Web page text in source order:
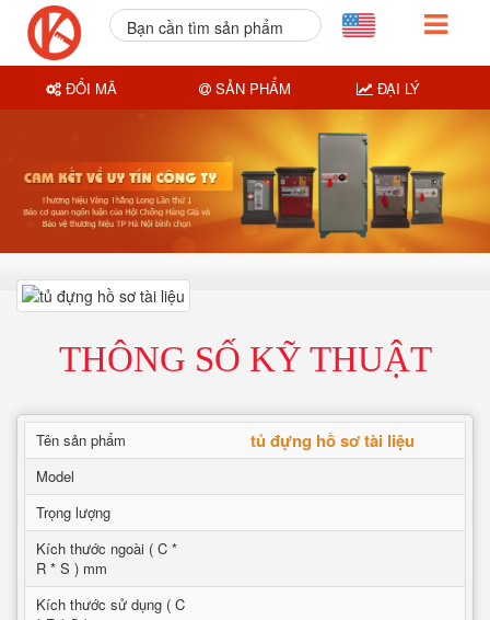
THÔNG SỐ KỸ THUẬT
Tên sản phẩm tủ đựng hồ sơ tài liệu
Model
Trọng lượng
Kích thước ngoài ( C *
R * S ) mm
Kích thước sử dụng ( C
Bạn cần tìm sản phẩm
ĐỔI MÃ SẢN PHẨM ĐẠI LÝ